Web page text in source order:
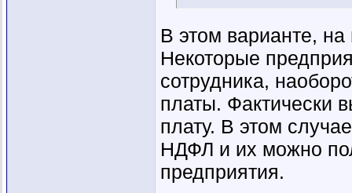
В этом варианте,
Некоторые
сотрудника,
платы. Фактически
плату. В этом
НДФЛ и их можно
предприятия.